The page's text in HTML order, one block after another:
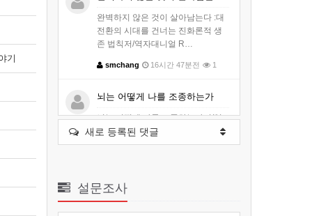
기
완벽하지 않은 것이 살아남는다 :대
전환의 시대를 건너는 진화론적 생
존 법칙저/역자대니얼 R…
smchang 16시간 47분전 1
뇌는 어떻게 나를 조종하는가
뇌는 어떻게 나를 조종하는가저/역
자크리스 나이바우어 지음 ｜ 김윤
종 옮김출판사클랩북스출판일…
새로 등록된 댓글
설문조사